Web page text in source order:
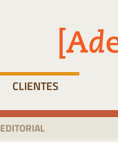
CLIENTES
EDITORIAL